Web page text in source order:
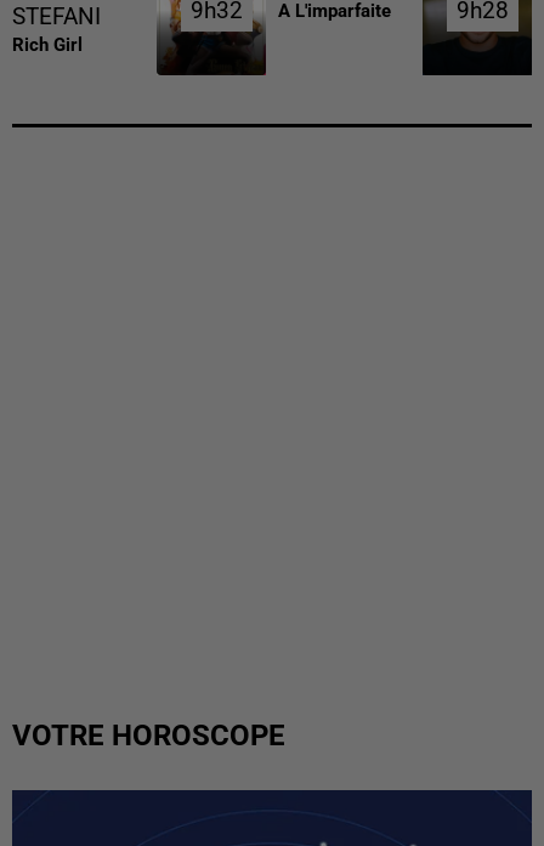
STEFANI
Rich Girl
9h32
9h32 A L'imparfaite 9h28
9h28
VOTRE HOROSCOPE